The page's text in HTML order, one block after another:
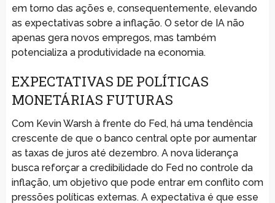
em torno das ações e, consequentemente, elevando
as expectativas sobre a inflação. O setor de IA não
apenas gera novos empregos, mas também
potencializa a produtividade na economia.
EXPECTATIVAS DE POLÍTICAS
MONETÁRIAS FUTURAS
Com Kevin Warsh à frente do Fed, há uma tendência
crescente de que o banco central opte por aumentar
as taxas de juros até dezembro. A nova liderança
busca reforçar a credibilidade do Fed no controle da
inflação, um objetivo que pode entrar em conflito com
pressões políticas externas. A expectativa é que esse